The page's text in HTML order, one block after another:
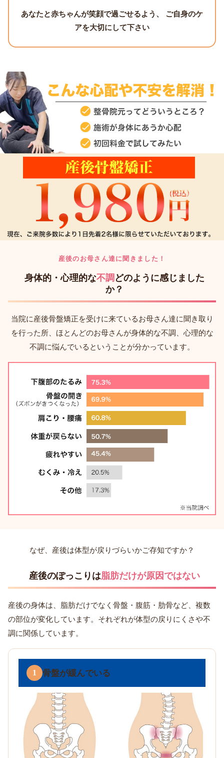
あなたと赤ちゃんが笑顔で過ごせるよう、 ご自身のケ
アを大切にして下さい
産後のお母さん達に聞きました！
身体的・心理的な不調 どのように感じました
か？
当院に産後骨盤矯正を受けに来ているお母さん達に聞き取り
を行った所、ほとんどのお母さんが身体的な不調、心理的な
不調に悩んでいるということが分かっています。
なぜ、産後は体型が戻りづらいかご存知ですか？
産後のぽっこりは脂肪だけが原因ではない
産後の身体は、脂肪だけでなく骨盤・腹筋・肋骨など、複数
の部位が変化しています。それぞれが体型の戻りにくさや不
調に関係しています。
1 骨盤が緩んでいる